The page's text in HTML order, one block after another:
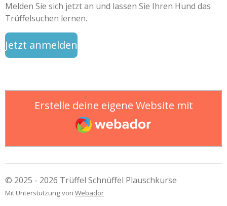
Melden Sie sich jetzt an und lassen Sie Ihren Hund das
Trüffelsuchen lernen.
Jetzt anmelden
Erstelle deine eigene Website mit
Webador
© 2025 - 2026 Trüffel Schnüffel Plauschkurse
Mit Unterstützung von Webador